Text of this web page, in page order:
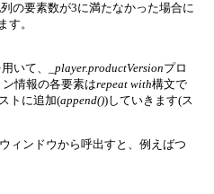
の要素数が3に満たなかった場合に
す。
いて、 _player.productVersionプロ
情報の各要素はrepeat with構文で
トに追加(append())していきます(ス
ィンドウから呼出すと、例えばつ